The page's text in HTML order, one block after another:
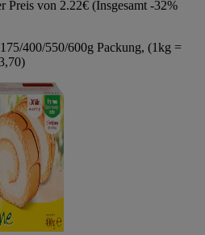
Preis von 2.22€ (Insgesamt -32%
400/550/600g Packung, (1kg =